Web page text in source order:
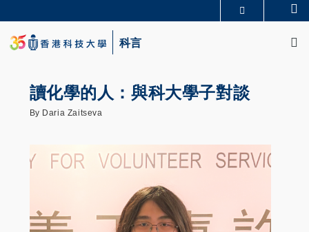
to
main
content
生活@科大
科言
讀化學的人：與科大學子對談
By Daria Zaitseva